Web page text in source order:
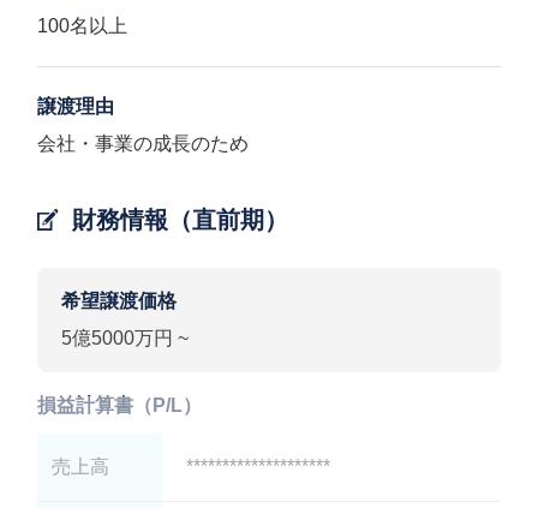
100名以上
譲渡理由
会社・事業の成長のため
財務情報（直前期）
希望譲渡価格
5億5000万円 ~
損益計算書（P/L）
売上高 ********************